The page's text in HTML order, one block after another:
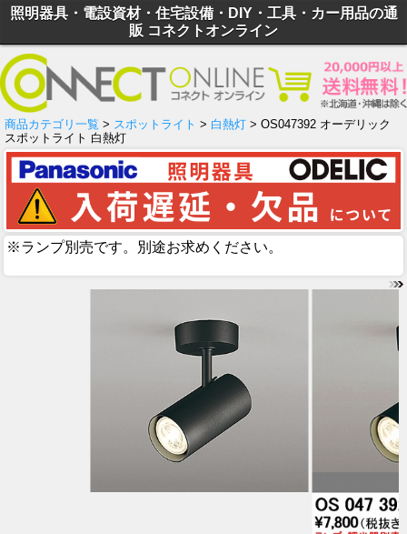
照明器具・電設資材・住宅設備・DIY・工具・カー用品の通
販 コネクトオンライン
商品カテゴリ一覧 > スポットライト > 白熱灯 > OS047392 オーデリック
スポットライト 白熱灯
※ランプ別売です。別途お求めください。